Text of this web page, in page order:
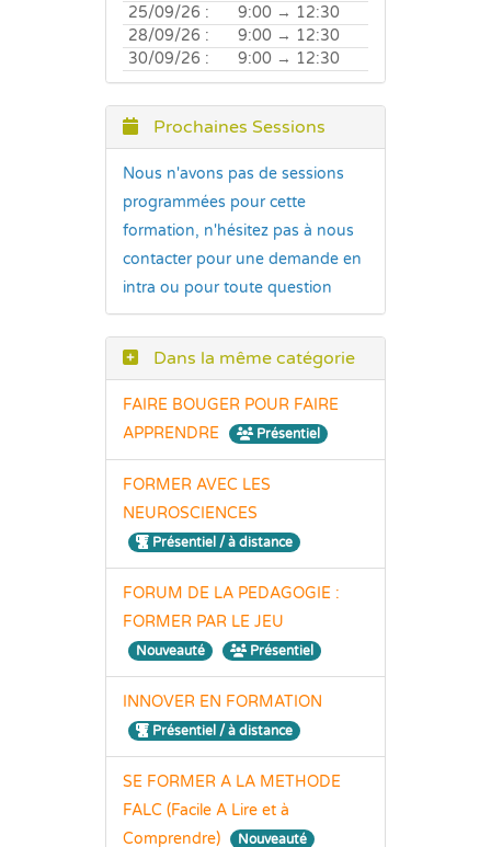
25/09/26 :
9:00 → 12:30
28/09/26 :
9:00 → 12:30
30/09/26 :
9:00 → 12:30
Prochaines Sessions
Nous n'avons pas de sessions
programmées pour cette
formation, n'hésitez pas à nous
contacter pour une demande en
intra ou pour toute question
Dans la même catégorie
FAIRE BOUGER POUR FAIRE
APPRENDRE
Présentiel
FORMER AVEC LES
NEUROSCIENCES
Présentiel / à distance
FORUM DE LA PEDAGOGIE :
FORMER PAR LE JEU
Nouveauté Présentiel
INNOVER EN FORMATION
Présentiel / à distance
SE FORMER A LA METHODE
FALC (Facile A Lire et à
Comprendre)
Nouveauté